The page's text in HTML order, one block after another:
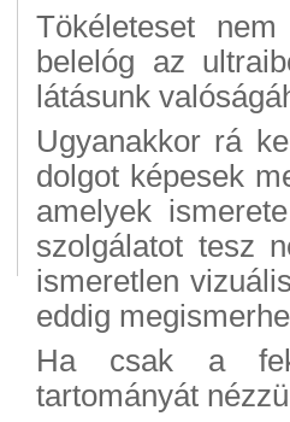
Tökéleteset
belelóg az
látásunk
Ugyanakkor rá
dolgot képesek
amelyek
szolgálatot tesz
ismeretlen
eddig
Ha csak a
tartományát